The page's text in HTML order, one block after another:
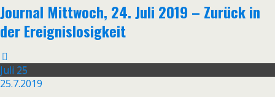
Journal Mittwoch, 24. Juli 2019 – Zurück in
der Ereignislosigkeit
Juli 25
25.7.2019